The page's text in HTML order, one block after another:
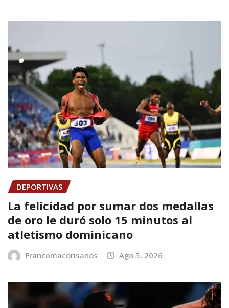
DEPORTIVAS
La felicidad por sumar dos medallas
de oro le duró solo 15 minutos al
atletismo dominicano
Francomacorisanos Ago 5, 2026